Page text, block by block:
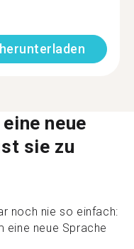
neue
sie zu
noch nie so einfach:
eine neue Sprache